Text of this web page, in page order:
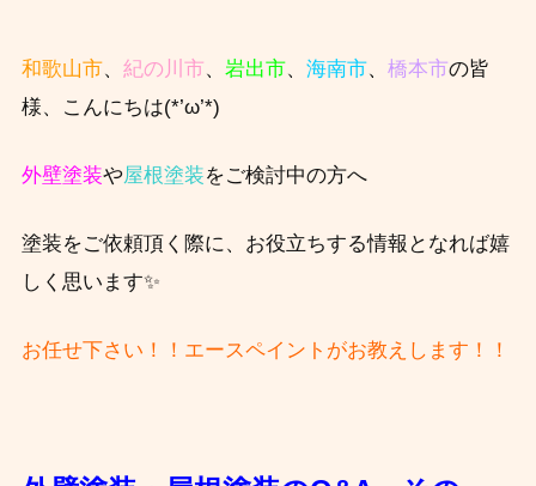
和歌山市、 紀の川市、 岩出市、 海南市、 橋本市の皆
様、こんにちは(*’ω’*)
外壁塗装や屋根塗装をご検討中の方へ
塗装をご依頼頂く際に、お役立ちする情報となれば嬉
しく思います✨
お任せ下さい！！エースペイントがお教えします！！